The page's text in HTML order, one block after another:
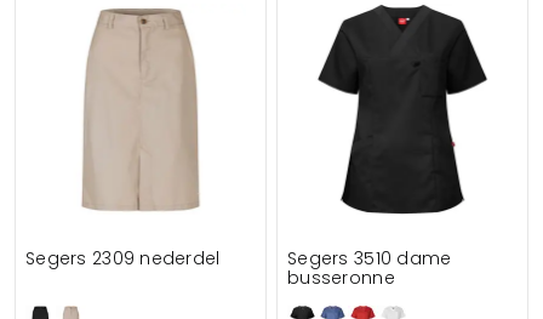
Segers 2309 nederdel
Segers 3510 dame
busseronne